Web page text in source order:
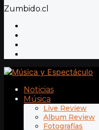
Zumbido.cl
Noticias
Música
Live Review
Album Review
Fotografías